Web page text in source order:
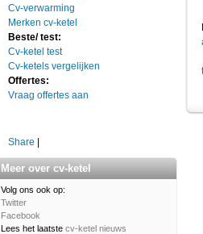
Cv-verwarming
Merken cv-ketel
Beste/ test:
Cv-ketel test
Cv-ketels vergelijken
Offertes:
Vraag offertes aan
Share
Meer over cv-ketel
Volg ons ook op:
Twitter
Facebook
Lees het laatste cv-ketel nieuws